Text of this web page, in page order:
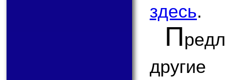
здесь.
П